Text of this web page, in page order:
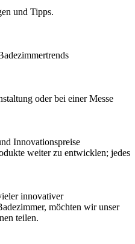
und Tipps.
oder bei einer Messe
Innovationspreise
weiter zu entwicklen; jedes
innovativer
möchten wir unser
teilen.